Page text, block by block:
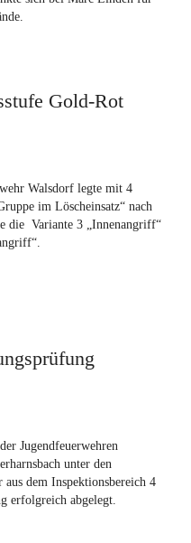
Gold-Rot
Walsdorf legte mit 4
im Löscheinsatz“ nach
die Variante 3 „Innenangriff“
Jugendfeuerwehren
unter den
dem Inspektionsbereich 4
erfolgreich abgelegt.